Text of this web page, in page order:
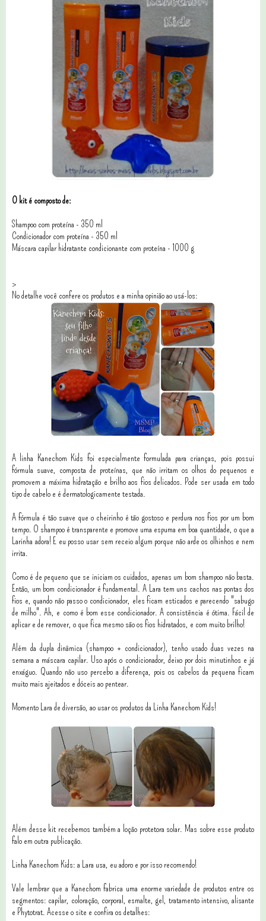
O kit é composto de:
Shampoo com proteína - 350 ml
Condicionador com proteína - 350 ml
Máscara capilar hidratante condicionante com proteína - 1000 g
>
No detalhe você confere os produtos e a minha opinião ao usá-los:
A linha Kanechom Kids foi especialmente formulada para crianças, pois possui
fórmula suave, composta de proteínas, que não irritam os olhos do pequenos e
promovem a máxima hidratação e brilho aos fios delicados. Pode ser usada em todo
tipo de cabelo e é dermatologicamente testada.
A fórmula é tão suave que o cheirinho é tão gostoso e perdura nos fios por um bom
tempo. O shampoo é transparente e promove uma espuma em boa quantidade, o que a
Larinha adora! E eu posso usar sem receio algum porque não arde os olhinhos e nem
irrita.
Como é de pequeno que se iniciam os cuidados, apenas um bom shampoo não basta.
Então, um bom condicionador é fundamental. A Lara tem uns cachos nas pontas dos
fios e, quando não passo o condicionador, eles ficam esticados e parecendo "sabugo
de milho". Ah, e como é bom esse condicionador. A consistência é ótima. Fácil de
aplicar e de remover, o que fica mesmo são os fios hidratados, e com muito brilho!
Além da dupla dinâmica (shampoo + condicionador), tenho usado duas vezes na
semana a máscara capilar. Uso após o condicionador, deixo por dois minutinhos e já
enxáguo. Quando não uso percebo a diferença, pois os cabelos da pequena ficam
muito mais ajeitados e dóceis ao pentear.
Momento Lara de diversão, ao usar os produtos da Linha Kanechom Kids!
Além desse kit recebemos também a loção protetora solar. Mas sobre esse produto
falo em outra publicação.
Linha Kanechom Kids: a Lara usa, eu adoro e por isso recomendo!
Vale lembrar que a Kanechom fabrica uma enorme variedade de produtos entre os
segmentos: capilar, coloração, corporal, esmalte, gel, tratamento intensivo, alisante
e Phytotrat. Acesse o site e confira os detalhes: